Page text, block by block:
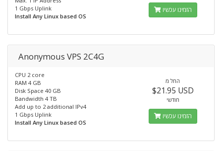
1 Gbps Uplink
Install Any Linux based OS
הזמינו עכשיו
Anonymous VPS 2C4G
CPU 2 core
RAM 4 GB
Disk Space 40 GB
Bandwidth 4 TB
Add up to 2 additional IPv4
1 Gbps Uplink
Install Any Linux based OS
החל מ
$21.95 USD
חודשי
הזמינו עכשיו